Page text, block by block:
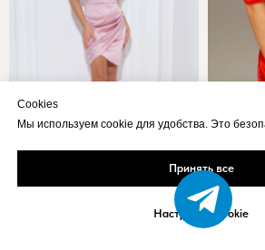
16 500
Cookies
Мы используем cookie для удобства. Это
Принять все
Настройка Cookie